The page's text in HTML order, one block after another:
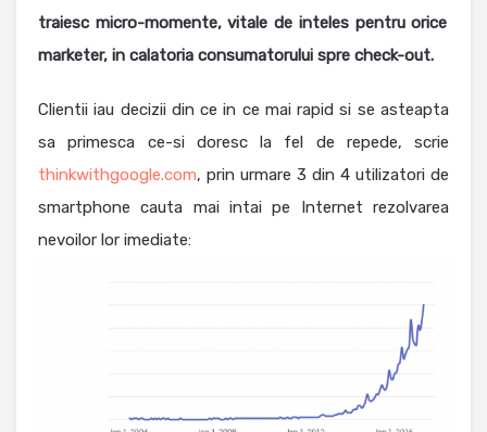
traiesc micro-momente, vitale de inteles pentru orice
marketer, in calatoria consumatorului spre check-out.
Clientii iau decizii din ce in ce mai rapid si se asteapta
sa primesca ce-si doresc la fel de repede, scrie
thinkwithgoogle.com, prin urmare 3 din 4 utilizatori de
smartphone cauta mai intai pe Internet rezolvarea
nevoilor lor imediate: